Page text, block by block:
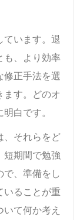
います。退
も、より効率
修正手法を選
す。どのオ
白です。
、それらをど
短期間で勉強
、準備をし
いることが重
て何か考え